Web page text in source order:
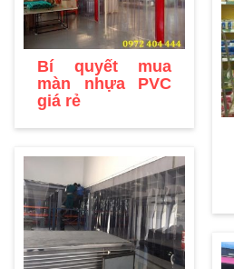
Bí quyết mua
màn nhựa PVC
giá rẻ